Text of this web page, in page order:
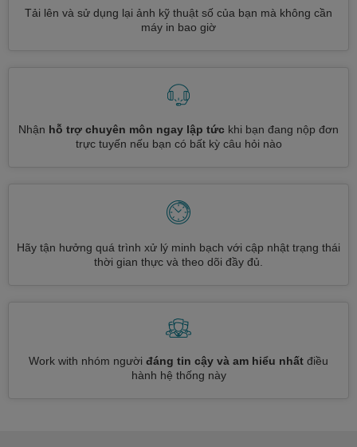
Tải lên và sử dụng lại ảnh kỹ thuật số của bạn mà không cần
máy in bao giờ
Nhận hỗ trợ chuyên môn ngay lập tức khi bạn đang nộp đơn
trực tuyến nếu bạn có bất kỳ câu hỏi nào
Hãy tận hưởng quá trình xử lý minh bạch với cập nhật trạng thái
thời gian thực và theo dõi đầy đủ.
Work with nhóm người đáng tin cậy và am hiểu nhất điều
hành hệ thống này